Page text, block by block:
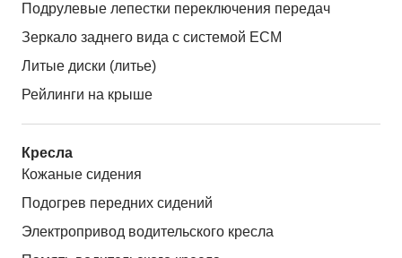
Подрулевые лепестки переключения передач
Зеркало заднего вида с системой ЕСМ
Литые диски (литье)
Рейлинги на крыше
Кресла
Кожаные сидения
Подогрев передних сидений
Электропривод водительского кресла